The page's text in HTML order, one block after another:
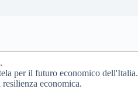
per il futuro economico dell'Italia.
economica.